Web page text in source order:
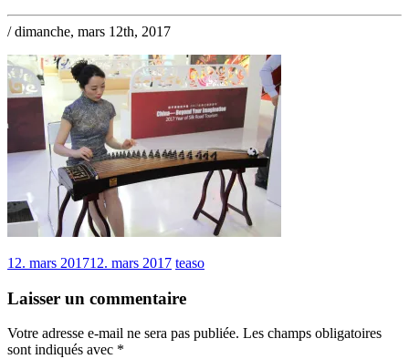
/ dimanche, mars 12th, 2017
12. mars 201712. mars 2017 teaso
Laisser un commentaire
Votre adresse e-mail ne sera pas publiée. Les champs obligatoires
sont indiqués avec *